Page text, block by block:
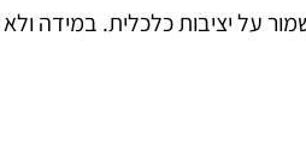
על יציבות כלכלית. במידה ולא